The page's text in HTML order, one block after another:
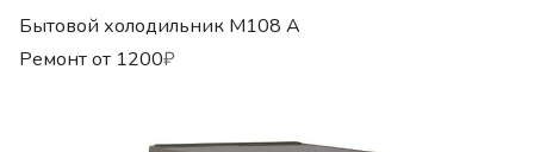
Бытовой холодильник M108 A
Ремонт от 1200₽